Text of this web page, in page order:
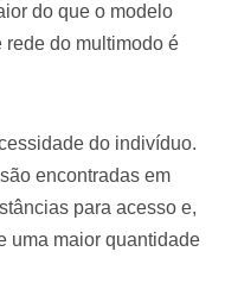
do que o modelo
rede do multimodo é
do indivíduo.
encontradas em
para acesso e,
uma maior quantidade